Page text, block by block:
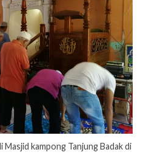
kampong Tanjung Badak di